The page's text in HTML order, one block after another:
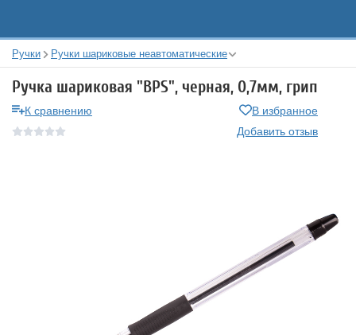
Ручки Ручки шариковые неавтоматические
Ручка шариковая "BPS", черная, 0,7мм, грип
К сравнению
В избранное
Добавить отзыв